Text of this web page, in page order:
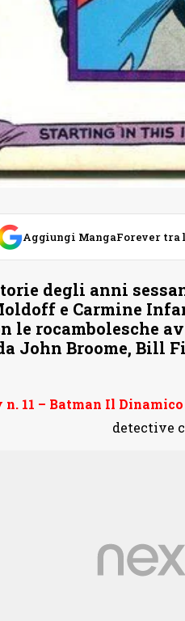
Aggiungi MangaForever tra
degli anni
e Carmine
le rocambolesche
John Broome, Bill
n. 11 – Batman Il Dinamico